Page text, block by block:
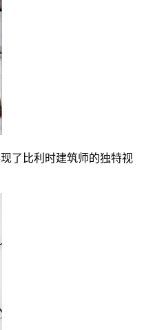
了比利时建筑师的独特视